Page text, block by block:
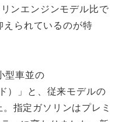
ンエンジンモデル比で
えられているのが特
型車並の
）」と、従来モデルの
指定ガソリンはプレミ